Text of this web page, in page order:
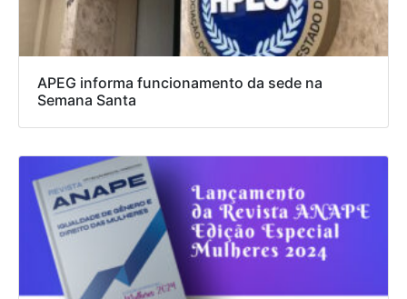
APEG informa funcionamento da sede na
Semana Santa